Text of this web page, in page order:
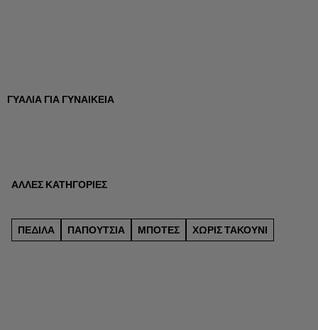
ΓΥΑΛΙΆ ΓΙΑ ΓΥΝΑΙΚΕΊΑ
ΆΛΛΕΣ ΚΑΤΗΓΟΡΊΕΣ
ΠΈΔΙΛΑ ΠΑΠΟΎΤΣΙΑ ΜΠΌΤΕΣ ΧΩΡΊΣ ΤΑΚΟΎΝΙ